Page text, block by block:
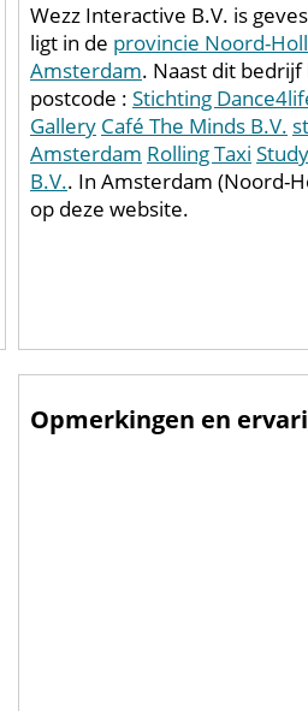
Wezz Interactive B.V. is
ligt in de provincie Noord-
Amsterdam. Naast dit
postcode : Stichting
Gallery Café The Minds B.V.
Amsterdam Rolling Taxi
B.V.. In Amsterdam (Noord-
op deze website.
Opmerkingen en